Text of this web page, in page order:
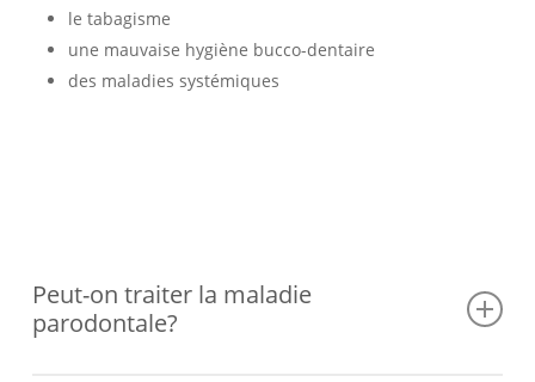
le tabagisme
une mauvaise hygiène bucco-dentaire
des maladies systémiques
Peut-on traiter la maladie
parodontale?